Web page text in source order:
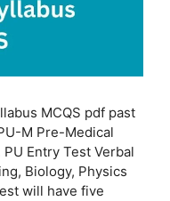
MCQS pdf past
M Pre-Medical
Entry Test Verbal
Biology, Physics
will have five